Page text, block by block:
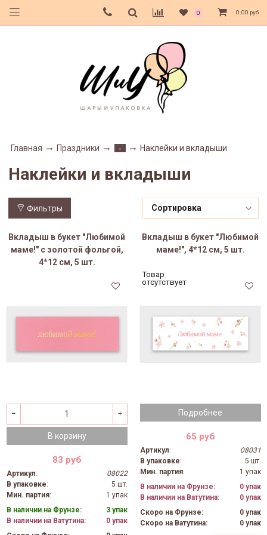
0 0.00 руб
Главная Праздники - Наклейки и вкладыши
Наклейки и вкладыши
Фильтры
Вкладыш в букет "Любимой
маме!" с золотой фольгой,
4*12 см, 5 шт.
В корзину
83 руб
Артикул:
08022
В упаковке:
5 шт.
Мин. партия:
1 упак
В наличии на Фрунзе:
3 упак
В наличии на Ватутина:
0 упак
Вкладыш в букет "Любимой
маме!", 4*12 см, 5 шт.
Подробнее
Товар
отсутствует
65 руб
Артикул:
08031
В упаковке:
5 шт.
Мин. партия:
1 упак
В наличии на Фрунзе:
0 упак
В наличии на Ватутина:
0 упак
Скоро на Фрунзе:
0 упак
Скоро на Ватутина:
0 упак